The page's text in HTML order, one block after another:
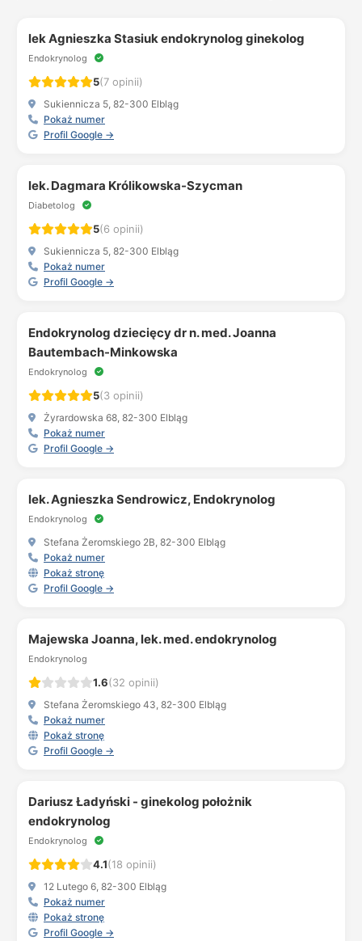
lek Agnieszka Stasiuk endokrynolog ginekolog
Endokrynolog
5(7 opinii)
Sukiennicza 5, 82-300 Elbląg
Pokaż numer
Profil Google →
lek. Dagmara Królikowska-Szycman
Diabetolog
5(6 opinii)
Sukiennicza 5, 82-300 Elbląg
Pokaż numer
Profil Google →
Endokrynolog dziecięcy dr n. med. Joanna
Bautembach-Minkowska
Endokrynolog
5(3 opinii)
Żyrardowska 68, 82-300 Elbląg
Pokaż numer
Profil Google →
lek. Agnieszka Sendrowicz, Endokrynolog
Endokrynolog
Stefana Żeromskiego 2B, 82-300 Elbląg
Pokaż numer
Pokaż stronę
Profil Google →
Majewska Joanna, lek. med. endokrynolog
Endokrynolog
1.6(32 opinii)
Stefana Żeromskiego 43, 82-300 Elbląg
Pokaż numer
Pokaż stronę
Profil Google →
Dariusz Ładyński - ginekolog położnik
endokrynolog
Endokrynolog
4.1(18 opinii)
12 Lutego 6, 82-300 Elbląg
Pokaż numer
Pokaż stronę
Profil Google →